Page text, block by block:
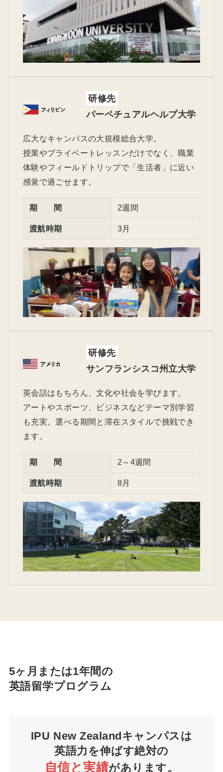
研修先
パーペチュアルヘルプ大学
広大なキャンパスの大規模総合大学。
授業やプライベートレッスンだけでなく、職業
体験やフィールドトリップで「生活者」に近い
感覚で過ごせます。
期 間 2週間
渡航時期 3月
研修先
サンフランシスコ州立大学
英会話はもちろん、文化や社会を学びます。
アートやスポーツ、ビジネスなどテーマ別学習
も充実。選べる期間と滞在スタイルで挑戦でき
ます。
期 間 2～4週間
渡航時期 8月
5ヶ月または1年間の
英語留学プログラム
IPU New Zealandキャンパスは
英語力を伸ばす絶対の
自信と実績があります。